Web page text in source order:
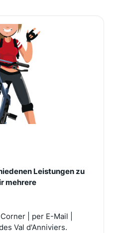
Leistungen zu
mehrere
| per E-Mail |
Val d'Anniviers.